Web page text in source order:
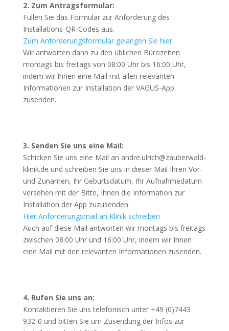
2. Zum Antragsformular:
Füllen Sie das Formular zur Anforderung des
Installations-QR-Codes aus.
Zum Anforderungsformular gelangen Sie hier
Wir antworten dann zu den üblichen Bürozeiten
montags bis freitags von 08:00 Uhr bis 16:00 Uhr,
indem wir Ihnen eine Mail mit allen relevanten
Informationen zur Installation der VAGUS-App
zusenden.
3. Senden Sie uns eine Mail:
Schicken Sie uns eine Mail an andre.ulrich@zauberwald-
klinik.de und schreiben Sie uns in dieser Mail Ihren Vor-
und Zunamen, Ihr Geburtsdatum, Ihr Aufnahmedatum
versehen mit der Bitte, Ihnen die Information zur
Installation der App zuzusenden.
Hier Anforderungsmail an Klinik schreiben
Auch auf diese Mail antworten wir montags bis freitags
zwischen 08:00 Uhr und 16:00 Uhr, indem wir Ihnen
eine Mail mit den relevanten Informationen zusenden.
4. Rufen Sie uns an:
Kontaktieren Sie uns telefonisch unter +49 (0)7443
932-0 und bitten Sie um Zusendung der Infos zur